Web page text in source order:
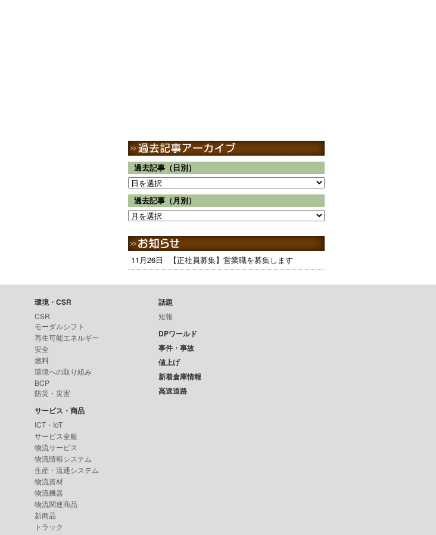
過去記事（日別）
過去記事（月別）
11月26日 【正社員募集】営業職を募集します
環境・CSR
CSR
モーダルシフト
再生可能エネルギー
安全
燃料
環境への取り組み
BCP
防災・災害
サービス・商品
ICT・IoT
サービス全般
物流サービス
物流情報システム
生産・流通システム
物流資材
物流機器
物流関連商品
新商品
トラック
話題
短報
DPワールド
事件・事故
値上げ
新着倉庫情報
高速道路